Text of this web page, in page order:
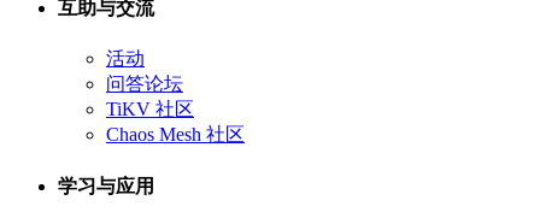
互助与交流
活动
问答论坛
TiKV 社区
Chaos Mesh 社区
学习与应用